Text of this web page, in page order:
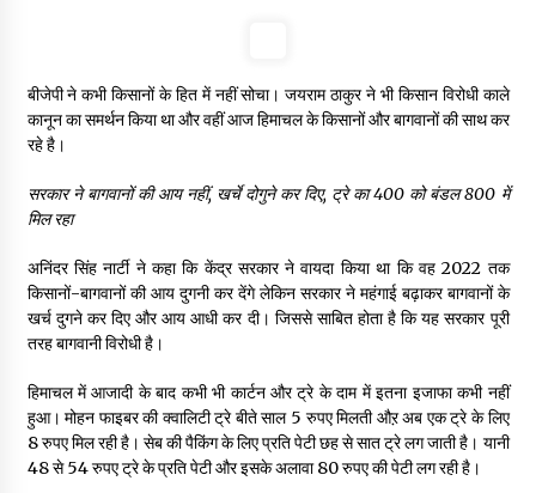
बीजेपी ने कभी किसानों के हित में नहीं सोचा। जयराम ठाकुर ने भी किसान विरोधी काले
कानून का समर्थन किया था और वहीं आज हिमाचल के किसानों और बागवानों की साथ कर
रहे है।
सरकार ने बागवानों की आय नहीं, खर्चे दोगुने कर दिए, ट्रे का 400 को बंडल 800 में
मिल रहा
अनिंदर सिंह नार्टी ने कहा कि केंद्र सरकार ने वायदा किया था कि वह 2022 तक
किसानों-बागवानों की आय दुगनी कर देंगे लेकिन सरकार ने महंगाई बढ़ाकर बागवानों के
खर्च दुगने कर दिए और आय आधी कर दी। जिससे साबित होता है कि यह सरकार पूरी
तरह बागवानी विरोधी है।
हिमाचल में आजादी के बाद कभी भी कार्टन और ट्रे के दाम में इतना इजाफा कभी नहीं
हुआ। मोहन फाइबर की क्वालिटी ट्रे बीते साल 5 रुपए मिलती औऱ अब एक ट्रे के लिए
8 रुपए मिल रही है। सेब की पैकिंग के लिए प्रति पेटी छह से सात ट्रे लग जाती है। यानी
48 से 54 रुपए ट्रे के प्रति पेटी और इसके अलावा 80 रुपए की पेटी लग रही है।